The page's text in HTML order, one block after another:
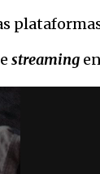
streaming